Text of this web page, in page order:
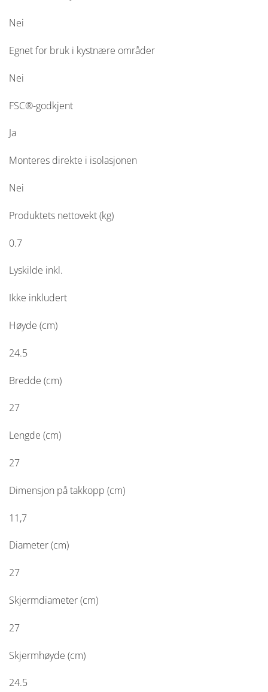
Nei
Egnet for bruk i kystnære områder
Nei
FSC®-godkjent
Ja
Monteres direkte i isolasjonen
Nei
Produktets nettovekt (kg)
0.7
Lyskilde inkl.
Ikke inkludert
Høyde (cm)
24.5
Bredde (cm)
27
Lengde (cm)
27
Dimensjon på takkopp (cm)
11,7
Diameter (cm)
27
Skjermdiameter (cm)
27
Skjermhøyde (cm)
24.5